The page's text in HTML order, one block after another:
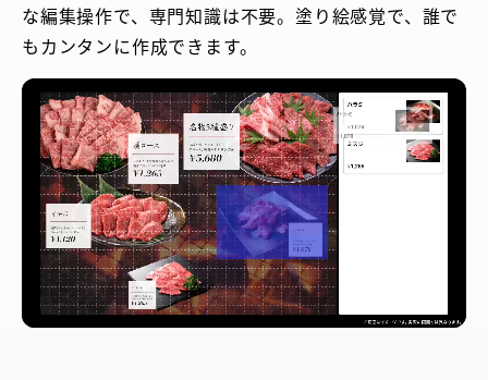
な編集操作で、専門知識は不要。塗り絵感覚で、誰で
もカンタンに作成できます。